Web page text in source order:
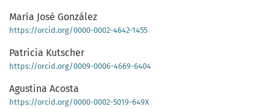
María José González
https://orcid.org/0000-0002-4642-1455
Patricia Kutscher
https://orcid.org/0009-0006-4669-6404
Agustina Acosta
https://orcid.org/0000-0002-5019-649X